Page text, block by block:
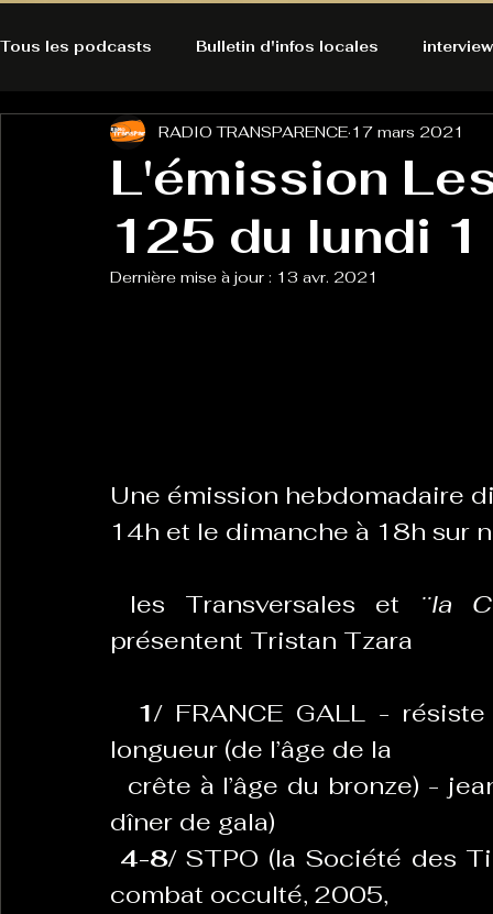
Tous les podcasts Bulletin d'infos locales
A l'Ecoute de la Peau Alternatives Ecologiques
Bulles à découvrir Bonnes résolutions de
La rubrique cyno Micro de poche La santé
Sabarat Astro Tout Feu Tout Femmes
LES ECHAPPEES OBLIQUES
L'émission
125 du lundi 1
RADIO TRANSPARENCE 17 mars 2021
Dernière mise à jour : 13 avr. 2021
Une émission hebdomadaire
14h et le dimanche à 18h sur
les Transversales et
¨la
présentent Tristan Tzara
1/ FRANCE GALL -
longueur (de l’âge de la
dîner de gala)
4-8/ STPO (la Société des
combat occulté, 2005,